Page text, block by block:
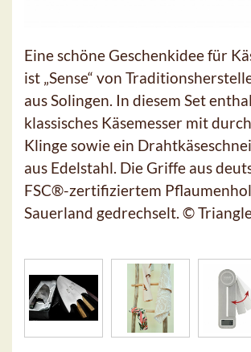
Eine schöne Geschenkidee für
ist „Sense“ von
aus Solingen. In diesem Set
klassisches Käsemesser mit
Klinge sowie ein
aus Edelstahl. Die Griffe aus
FSC®-zertifiziertem
Sauerland gedrechselt. ©